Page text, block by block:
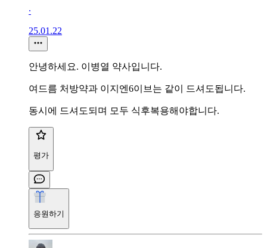
∙
25.01.22
안녕하세요. 이병열 약사입니다.
여드름 처방약과 이지엔6이브는 같이 드셔도됩니다.
동시에 드셔도되며 모두 식후복용해야합니다.
평가
응원하기